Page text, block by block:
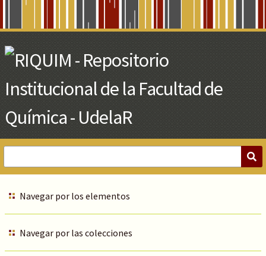
Main
Content
Navegar por los elementos
Navegar por las colecciones